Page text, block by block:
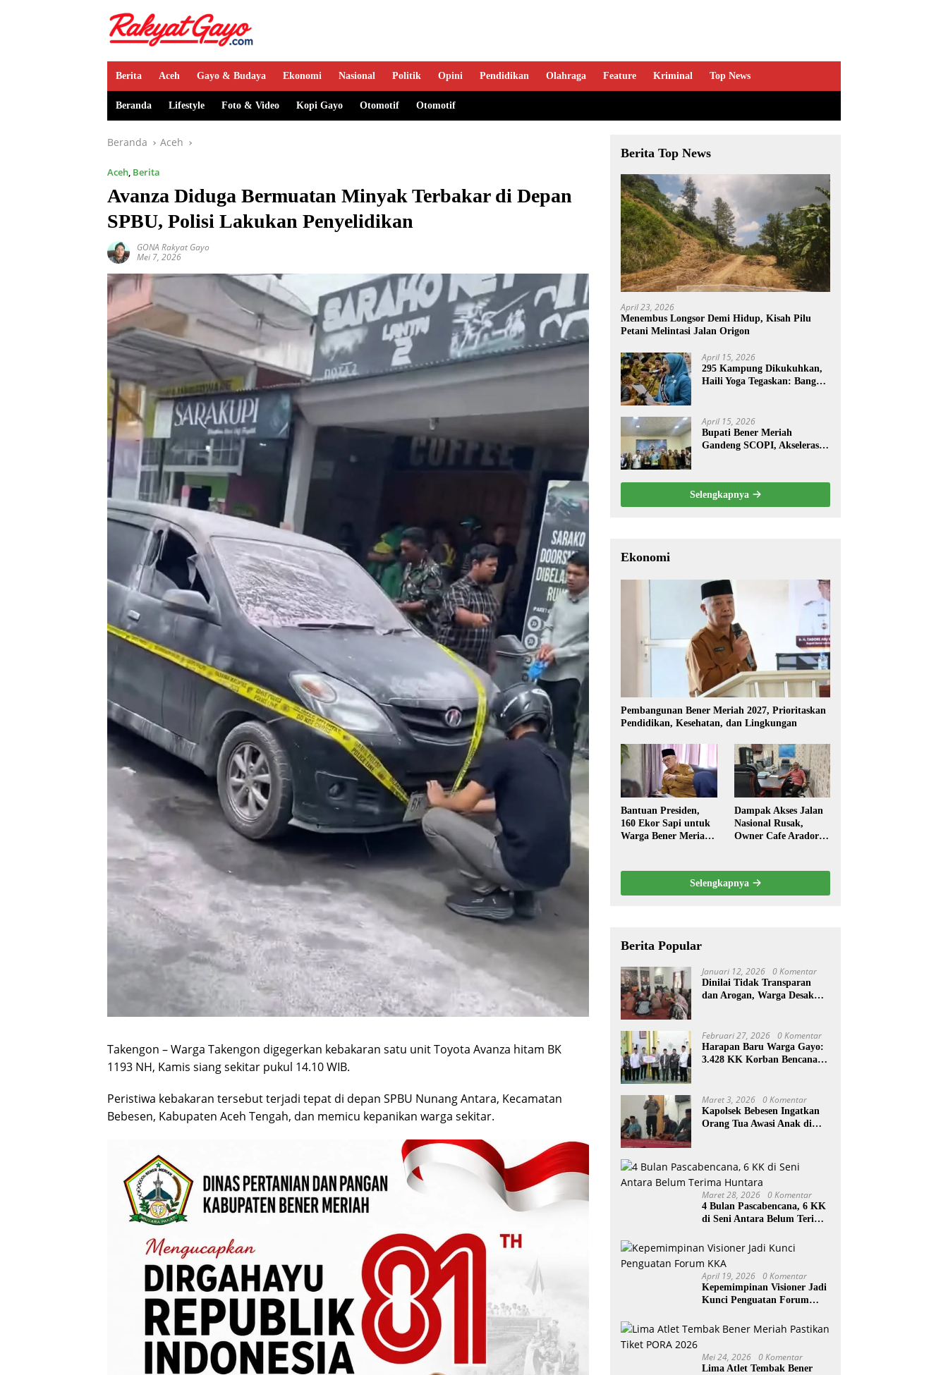
Berita Aceh Gayo & Budaya Ekonomi Nasional Politik Opini Pendidikan Olahraga Feature Kriminal Top News
Beranda Lifestyle Foto & Video Kopi Gayo Otomotif Otomotif
Beranda Aceh
Aceh, Berita
Avanza Diduga Bermuatan Minyak Terbakar di Depan
SPBU, Polisi Lakukan Penyelidikan
GONA Rakyat Gayo
Mei 7, 2026
Takengon – Warga Takengon digegerkan kebakaran satu unit Toyota Avanza hitam BK
1193 NH, Kamis siang sekitar pukul 14.10 WIB.
Peristiwa kebakaran tersebut terjadi tepat di depan SPBU Nunang Antara, Kecamatan
Bebesen, Kabupaten Aceh Tengah, dan memicu kepanikan warga sekitar.
Berita Top News
April 23, 2026
Menembus Longsor Demi Hidup, Kisah Pilu
Petani Melintasi Jalan Origon
April 15, 2026
295 Kampung Dikukuhkan,
Haili Yoga Tegaskan: Bangun
April 15, 2026
Bupati Bener Meriah
Gandeng SCOPI, Akselerasi
Selengkapnya
Ekonomi
Pembangunan Bener Meriah 2027, Prioritaskan
Pendidikan, Kesehatan, dan Lingkungan
Bantuan Presiden,
160 Ekor Sapi untuk
Warga Bener Meriah
Dampak Akses Jalan
Nasional Rusak,
Owner Cafe Arador
Selengkapnya
Berita Popular
Januari 12, 2026 0 Komentar
Dinilai Tidak Transparan
dan Arogan, Warga Desak
Februari 27, 2026 0 Komentar
Harapan Baru Warga Gayo:
3.428 KK Korban Bencana
Maret 3, 2026 0 Komentar
Kapolsek Bebesen Ingatkan
Orang Tua Awasi Anak di
Maret 28, 2026 0 Komentar
4 Bulan Pascabencana, 6 KK
di Seni Antara Belum Terima
April 19, 2026 0 Komentar
Kepemimpinan Visioner Jadi
Kunci Penguatan Forum
Mei 24, 2026 0 Komentar
Lima Atlet Tembak Bener